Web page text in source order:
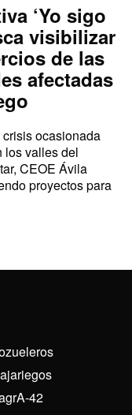
‘Yo sigo
visibilizar
de las
afectadas
ocasionada
los valles del
CEOE Ávila
proyectos para
42